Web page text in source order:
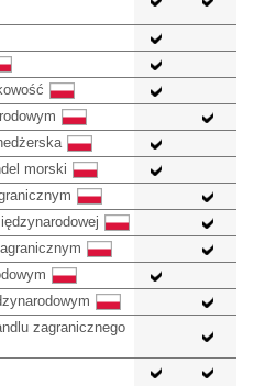
morski
zagranicznego